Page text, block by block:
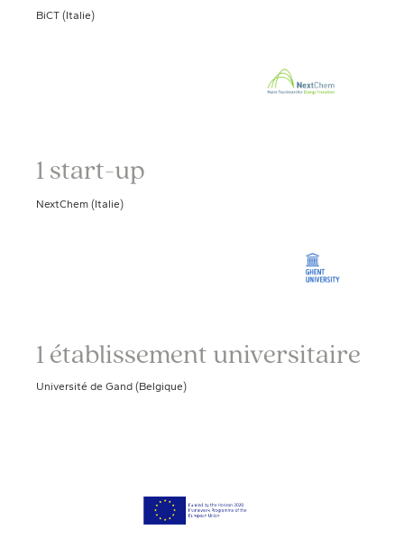
BiCT (Italie)
1 start-up
NextChem (Italie)
1 établissement universitaire
Université de Gand (Belgique)